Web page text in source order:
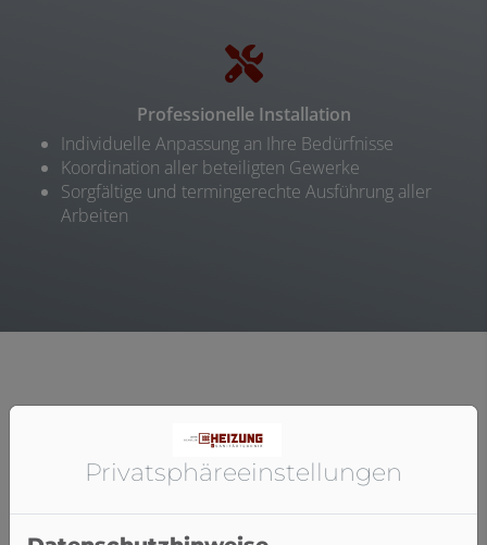
Professionelle Installation
Individuelle Anpassung an Ihre Bedürfnisse
Koordination aller beteiligten Gewerke
Sorgfältige und termingerechte Ausführung aller
Arbeiten
Fugenloses Bad
Wohlfühlatmosphäre der Extraklasse
Privatsphäre­einstellungen